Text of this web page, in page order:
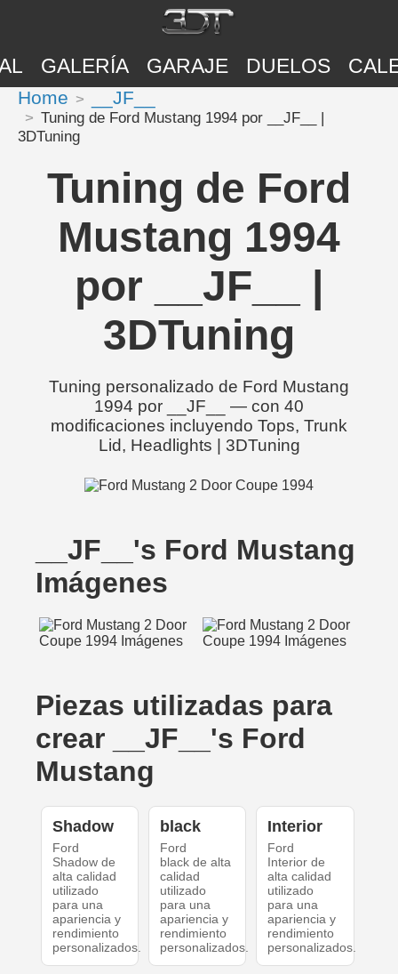
GALERÍA GARAJE DUELOS
Home __JF__
Tuning de Ford Mustang 1994 por __JF__ |
3DTuning
Tuning de Ford
Mustang 1994
por __JF__ |
3DTuning
Tuning personalizado de Ford Mustang
1994 por __JF__ — con 40
modificaciones incluyendo Tops, Trunk
Lid, Headlights | 3DTuning
__JF__'s Ford Mustang
Imágenes
Piezas utilizadas para
crear __JF__'s Ford
Mustang
Shadow
Ford
Shadow de
alta calidad
utilizado
para una
apariencia y
rendimiento
personalizados.
black
Ford
black de alta
calidad
utilizado
para una
apariencia y
rendimiento
personalizados.
Interior
Ford
Interior de
alta calidad
utilizado
para una
apariencia y
rendimiento
personalizados.